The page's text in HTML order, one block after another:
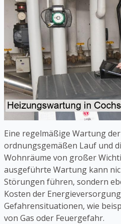
Eine regelmäßige Wartung
ordnungsgemäßen Lauf und
Wohnräume von großer
ausgeführte Wartung kann
Störungen führen, sondern
Kosten der
Gefahrensituationen, wie
von Gas oder Feuergefahr.